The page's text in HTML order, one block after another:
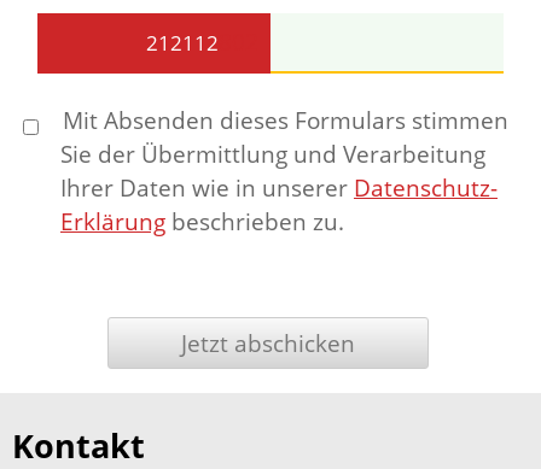
2121 12
Mit Absenden dieses Formulars stimmen
Sie der Übermittlung und Verarbeitung
Ihrer Daten wie in unserer Datenschutz-
Erklärung beschrieben zu.
Kontakt